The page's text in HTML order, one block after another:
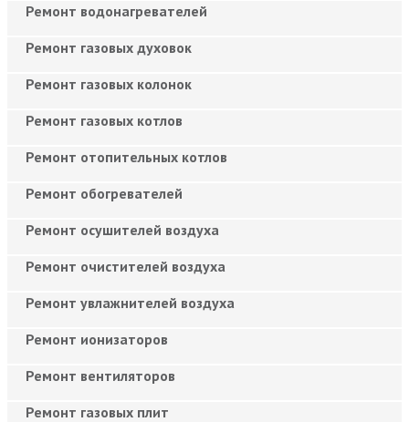
Ремонт водонагревателей
Ремонт газовых духовок
Ремонт газовых колонок
Ремонт газовых котлов
Ремонт отопительных котлов
Ремонт обогревателей
Ремонт осушителей воздуха
Ремонт очистителей воздуха
Ремонт увлажнителей воздуха
Ремонт ионизаторов
Ремонт вентиляторов
Ремонт газовых плит